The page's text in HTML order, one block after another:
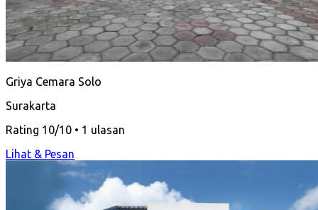
Griya Cemara Solo
Surakarta
Rating 10/10 • 1 ulasan
Lihat & Pesan